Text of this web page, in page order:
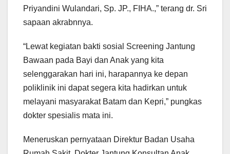
Priyandini Wulandari, Sp. JP., FIHA.,” terang dr. Sri
sapaan akrabnnya.
“Lewat kegiatan bakti sosial Screening Jantung
Bawaan pada Bayi dan Anak yang kita
selenggarakan hari ini, harapannya ke depan
poliklinik ini dapat segera kita hadirkan untuk
melayani masyarakat Batam dan Kepri,” pungkas
dokter spesialis mata ini.
Meneruskan pernyataan Direktur Badan Usaha